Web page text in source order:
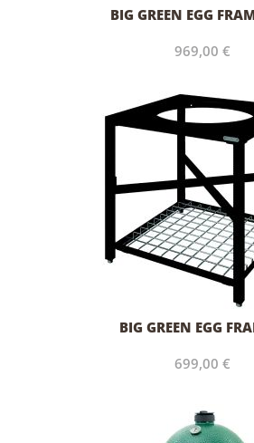
BIG GREEN EGG
969,00 €
BIG GREEN EGG
699,00 €